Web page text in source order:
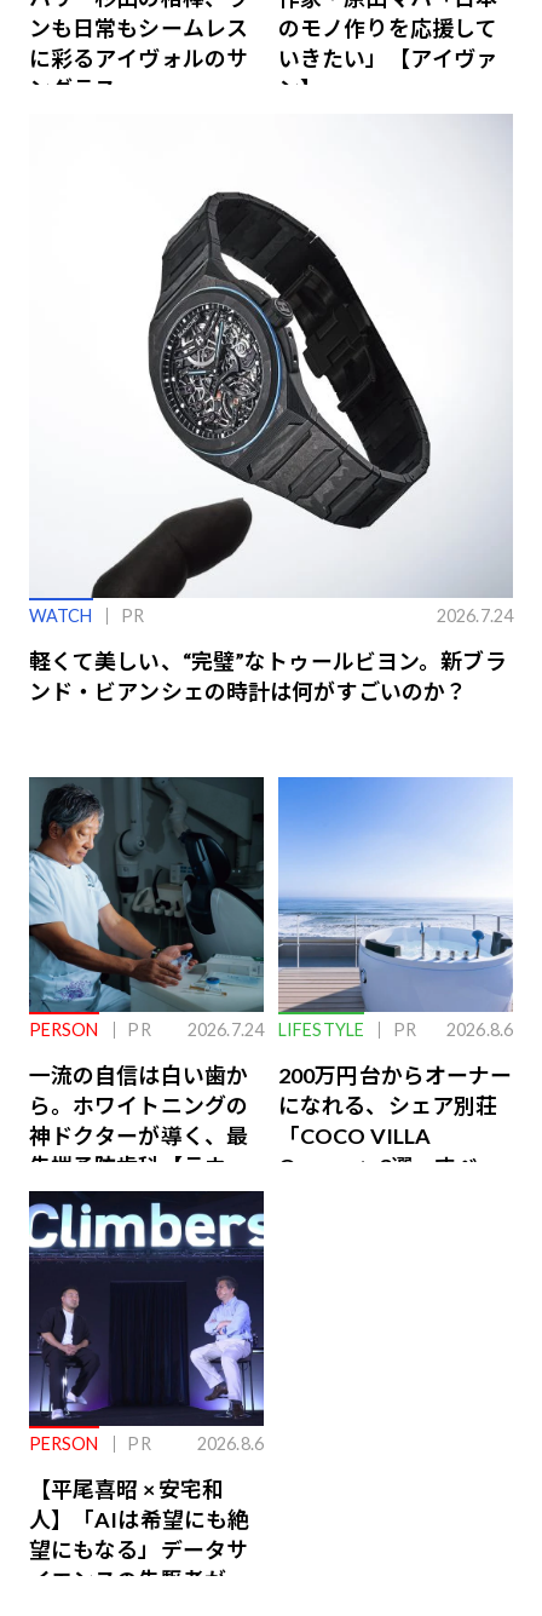
ンも日常もシームレス
に彩るアイヴォルのサ
ングラス
のモノ作りを応援して
いきたい」【アイヴァ
ン】
WATCH PR 2026.7.24
軽くて美しい、“完璧”なトゥールビヨン。新ブラ
ンド・ビアンシェの時計は何がすごいのか？
PERSON PR 2026.7.24
一流の自信は白い歯か
ら。ホワイトニングの
神ドクターが導く、最
先端予防歯科【ラウン
ジ会員特典あり】
LIFESTYLE PR 2026.8.6
200万円台からオーナー
になれる、シェア別荘
「COCO VILLA
Owners」3選。すべて
PERSON PR 2026.8.6
【平尾喜昭 × 安宅和
人】「AIは希望にも絶
望にもなる」データサ
イエンスの先駆者が語